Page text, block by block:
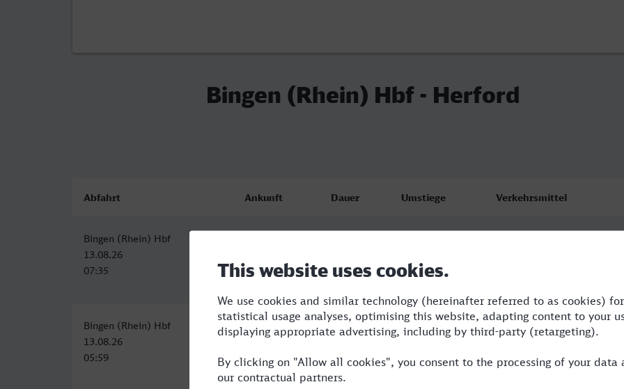
Bingen (Rhein) Hbf - Herford
Abfahrt Ankunft Dauer Umstiege Verkehrsmittel
Bingen (Rhein) Hbf
13.08.26
07:35
12:07
Bingen (Rhein) Hbf
13.08.26
05:59
Herford
13.08.26
11:58
5:59 4 ERB,NX,TR